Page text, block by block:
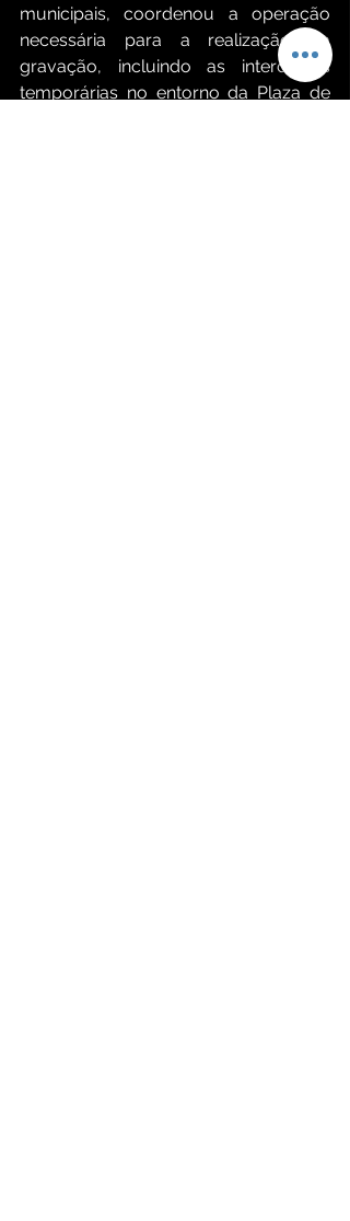
municipais, coordenou a operação
necessária para a realização da
gravação, incluindo as interdições
temporárias no entorno da Plaza de